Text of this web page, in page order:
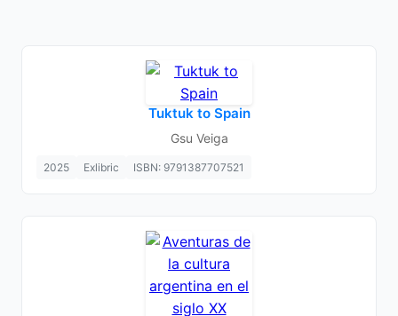
Tuktuk to Spain
Gsu Veiga
2025 Exlibric ISBN: 9791387707521